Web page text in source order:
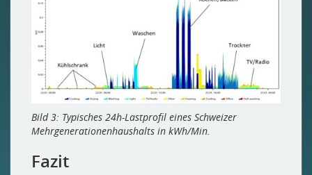
Bild 3: Typisches 24h-Lastprofil eines Schweizer
Mehrgenerationenhaushalts in kWh/Min.
Fazit